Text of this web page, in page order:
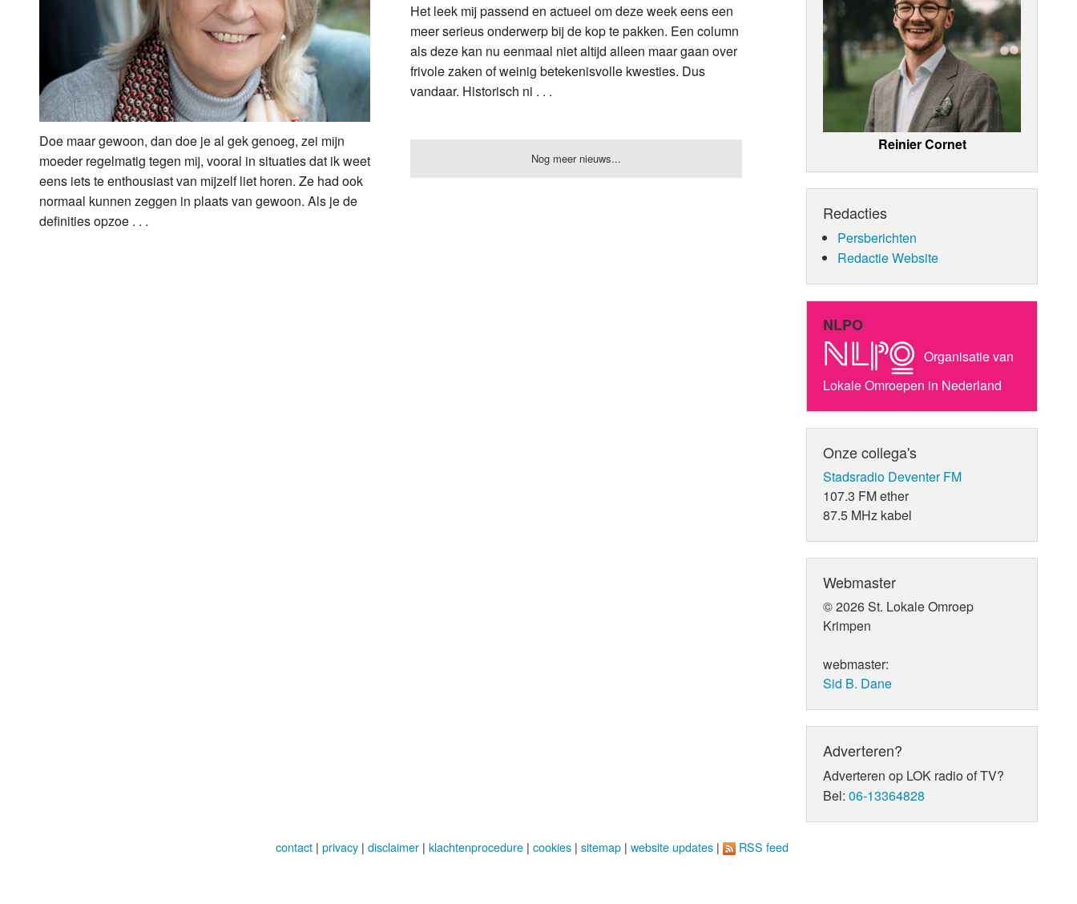
Doe maar gewoon, dan doe je al gek genoeg, zei mijn
moeder regelmatig tegen mij, vooral in situaties dat ik weet
eens iets te enthousiast van mijzelf liet horen. Ze had ook
normaal kunnen zeggen in plaats van gewoon. Als je de
definities opzoe . . .
Het leek mij passend en actueel om deze week eens een
meer serieus onderwerp bij de kop te pakken. Een column
als deze kan nu eenmaal niet altijd alleen maar gaan over
frivole zaken of weinig betekenisvolle kwesties. Dus
vandaar. Historisch ni . . .
Nog meer nieuws...
Reinier Cornet
Redacties
Persberichten
Redactie Website
NLPO
Organisatie van
Lokale Omroepen in Nederland
Onze collega's
Stadsradio Deventer FM
107.3 FM ether
87.5 MHz kabel
Webmaster
© 2026 St. Lokale Omroep
Krimpen
webmaster:
Sid B. Dane
Adverteren?
Adverteren op LOK radio of TV?
Bel:06-13364828
contact |privacy |disclaimer |klachtenprocedure |cookies |sitemap |website updates | RSS feed